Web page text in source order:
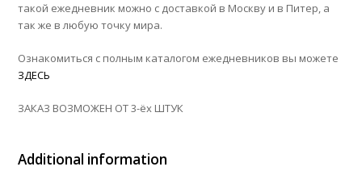
такой ежедневник можно с доставкой в Москву и в Питер, а
так же в любую точку мира.
Ознакомиться с полным каталогом ежедневников вы можете
ЗДЕСЬ
ЗАКАЗ ВОЗМОЖЕН ОТ 3-ёх ШТУК
Additional information